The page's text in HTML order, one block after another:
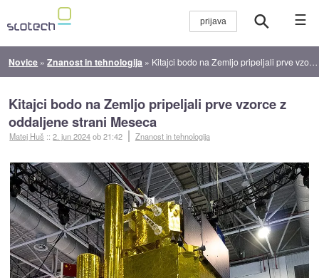
☰
Novice »Znanost in tehnologija » Kitajci bodo na Zemljo pripeljali prve vzorce z oddaljene strani Meseca
Kitajci bodo na Zemljo pripeljali prve vzorce z
oddaljene strani Meseca
Matej Huš ::2. jun 2024ob 21:42 Znanost in tehnologija